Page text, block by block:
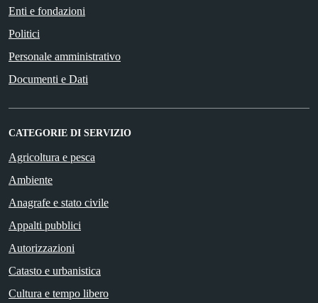
Enti e fondazioni
Politici
Personale amministrativo
Documenti e Dati
CATEGORIE DI SERVIZIO
Agricoltura e pesca
Ambiente
Anagrafe e stato civile
Appalti pubblici
Autorizzazioni
Catasto e urbanistica
Cultura e tempo libero